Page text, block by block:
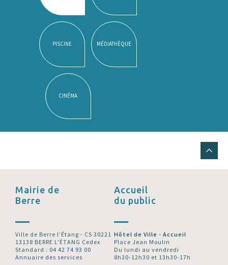
PISCINE MÉDIATHÈQUE
CINÉMA
Mairie de
Berre
Ville de Berre l’Étang - CS 30221
13138 BERRE L'ÉTANG Cedex
Standard : 04 42 74 93 00
Annuaire des services
Accueil
du public
Hôtel de Ville - Accueil
Place Jean Moulin
Du lundi au vendredi
8h30-12h30 et 13h30-17h